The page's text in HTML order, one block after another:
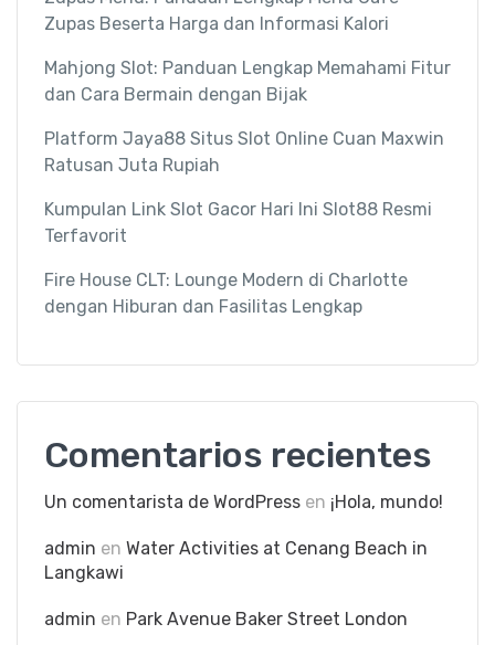
Zupas Beserta Harga dan Informasi Kalori
Mahjong Slot: Panduan Lengkap Memahami Fitur
dan Cara Bermain dengan Bijak
Platform Jaya88 Situs Slot Online Cuan Maxwin
Ratusan Juta Rupiah
Kumpulan Link Slot Gacor Hari Ini Slot88 Resmi
Terfavorit
Fire House CLT: Lounge Modern di Charlotte
dengan Hiburan dan Fasilitas Lengkap
Comentarios recientes
Un comentarista de WordPress en ¡Hola, mundo!
admin en Water Activities at Cenang Beach in
Langkawi
admin en Park Avenue Baker Street London